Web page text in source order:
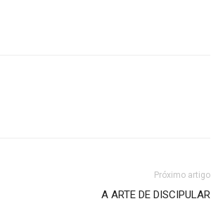
Próximo artigo
A ARTE DE DISCIPULAR